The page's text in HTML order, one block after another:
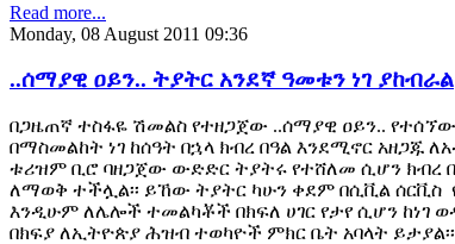
Read more...
Monday, 08 August 2011 09:36
..ሰማያዊ ዐይን.. ትያትር አንደኛ ዓመቱን ነገ ያከብራል
በጋዜጠኛ ተስፋዬ ሽመልስ የተዘጋጀው ..ሰማያዊ ዐይን..
በማስመልከት ነገ ከሰዓት በኋላ ክብረ በዓል እንደሚኖር አዘጋጁ
ቱሪዝም ቢሮ ባዘጋጀው ውድድር ትያትሩ የተሸለመ ሲሆን ክብረ
ለማወቅ ተችሏል፡፡ ይኸው ትያትር ካሁን ቀደም በሲቪል ሰርቪስ
እንዲሁም ለሌሎች ተመልካቾች በክፍለ ሀገር የታየ ሲሆን ከነገ
በክፍያ ለኢትዮጵያ ሕዝብ ተወካዮች ምክር ቤት አባላት ይታያል፡፡